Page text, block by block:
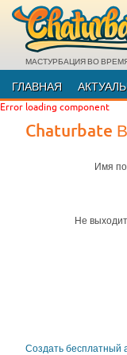
МАСТУРБАЦИЯ ВО
ГЛАВНАЯ
Error loading component
Chaturbate
Имя
Не
Создать бесплатный